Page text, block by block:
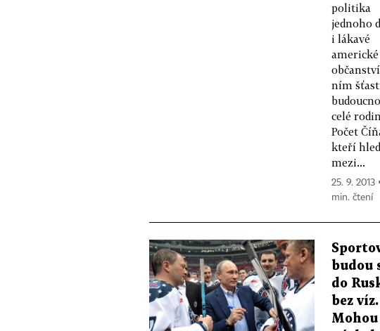
politika
jednoho
i lákavé
americké
ním
celé
Počet
kteří
mezi...
25. 9. 2013
min. čtení
budou
do
bez víz.
Mohou